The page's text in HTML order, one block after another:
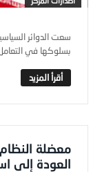
سعت الدوائر
بسلوكها في
معضلة
العودة إلى